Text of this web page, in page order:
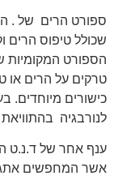
ספורט הרים של .
שכולל טיפוס הרים
הספורט המקומיות
טרקים על הרים או
כישורים מיוחדים.
לנורבגיה
ענף אחר של ד.נ.ט
אשר המחפשים